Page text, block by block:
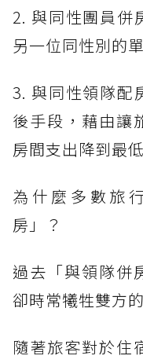
2. 與同性團員併
另一位同性別的
3. 與同性領隊配
後手段，藉由讓
房間支出降到最
為什麼多數旅
房」？
過去「與領隊併
卻時常犧牲雙方
隨著旅客對於住